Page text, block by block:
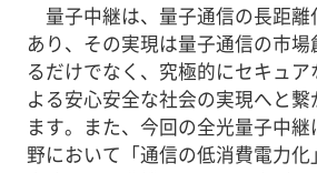
量子中継は、量子通信の長距
あり、その実現は量子通信の市
るだけでなく、究極的にセキュ
よる安心安全な社会の実現へと繋
ます。また、今回の全光量子中
野において「通信の低消費電力